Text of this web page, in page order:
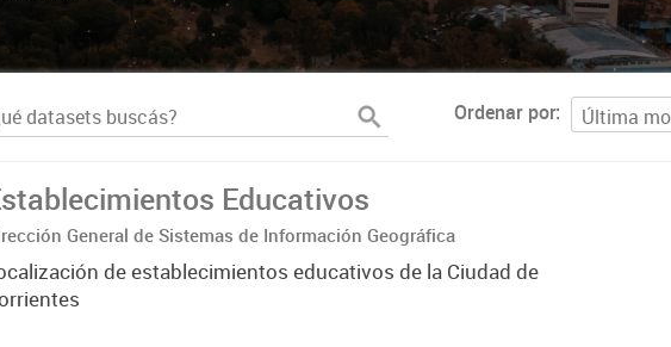
Ordenar por
Educativos
General de Sistemas de Información Geográfica
de establecimientos educativos de la Ciudad de